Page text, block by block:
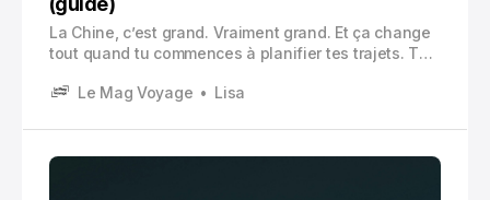
La Chine, c’est grand. Vraiment grand. Et ça change
tout quand tu commences à planifier tes trajets. Tu
partout à une zone plus rurale où le bus du matin,
Le Mag Voyage Lisa